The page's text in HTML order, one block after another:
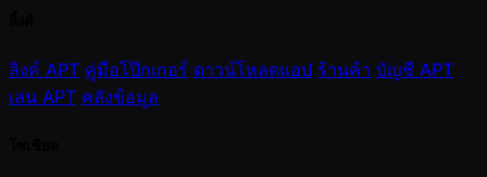
ลิงค์ APT คู่มือโป๊กเกอร์ ดาวน์โหลดแอป ร้านค้า บัญชี APT
เล่น APT คลังข้อมูล